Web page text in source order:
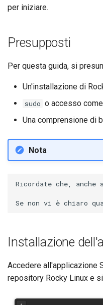
per iniziare.
Presupposti
Per questa guida, si
Un'installazione di
sudo o accesso
Una comprensione di
Nota
Ricordate che,
Installazione
Accedere all'applicazione
repository Rocky Linux e